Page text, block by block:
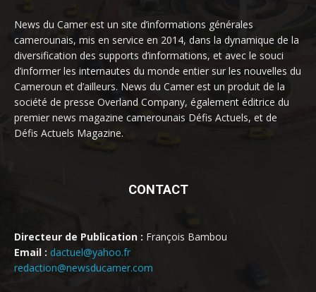
News du Camer est un site d’informations générales
camerounais, mis en service en 2014, dans la dynamique de la
diversification des supports d’informations, et avec le souci
d’informer les internautes du monde entier sur les nouvelles du
Cameroun et d’ailleurs. News du Camer est un produit de la
société de presse Overland Company, également éditrice du
premier news magazine camerounais Défis Actuels, et de
Défis Actuels Magazine.
CONTACT
Directeur de Publication : François Bambou
Email : dactuel@yahoo.fr
redaction@newsducamer.com